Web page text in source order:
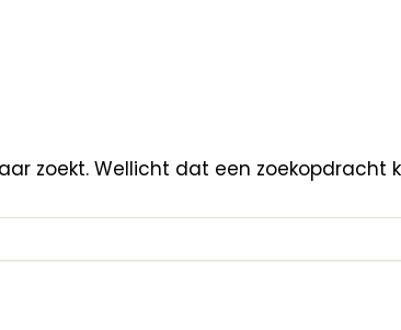
zoekt. Wellicht dat een zoekopdracht